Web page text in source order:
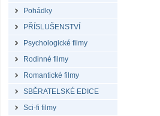
Pohádky
PŘÍSLUŠENSTVÍ
Psychologické filmy
Rodinné filmy
Romantické filmy
SBĚRATELSKÉ EDICE
Sci-fi filmy